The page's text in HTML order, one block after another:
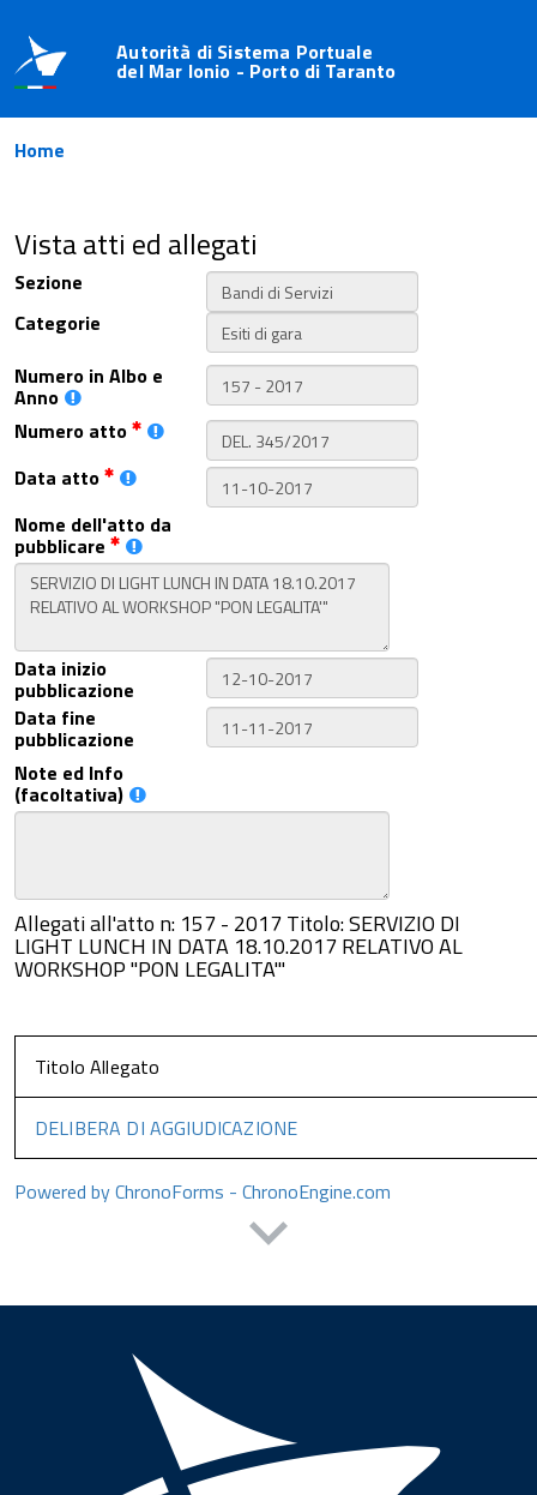
Autorità di Sistema Portuale
del Mar Ionio - Porto di Taranto
Home
Vista atti ed allegati
Sezione
Categorie
Numero in Albo e
Anno
Numero atto
Data atto
Nome dell'atto da
pubblicare
Data inizio
pubblicazione
Data fine
pubblicazione
Note ed Info
(facoltativa)
Allegati all'atto n: 157 - 2017 Titolo: SERVIZIO DI
LIGHT LUNCH IN DATA 18.10.2017 RELATIVO AL
WORKSHOP "PON LEGALITA'"
Titolo Allegato
DELIBERA DI AGGIUDICAZIONE
Powered by ChronoForms - ChronoEngine.com